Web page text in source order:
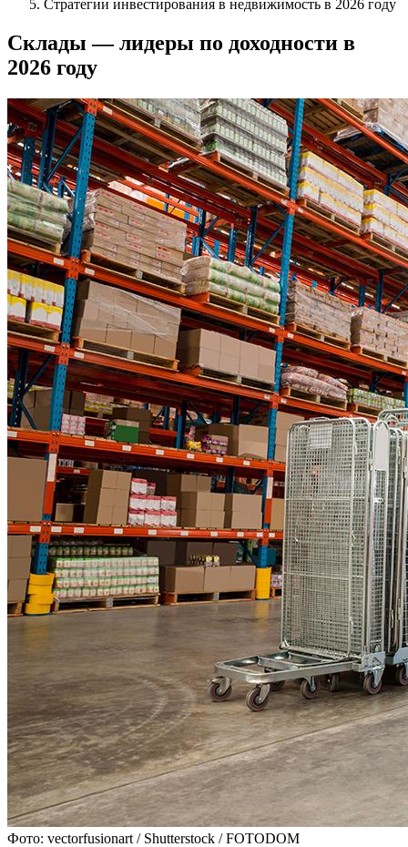
Стратегии инвестирования в недвижимость в 2026 году
Склады — лидеры по доходности в
2026 году
Фото: vectorfusionart / Shutterstock / FOTODOM